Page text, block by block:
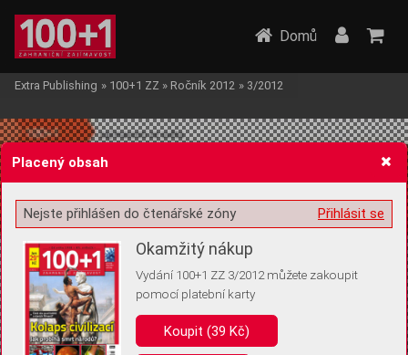
Žádost o souhlas s ukládáním volitelných informací
Pro základní fungování webu nepotřebujeme ukládat žádné informace
(tzv. cookies apod.). Rádi bychom vás ale požádali o souhlas s
Domů
Extra Publishing » 100+1 ZZ » Ročník 2012 » 3/2012
Placený obsah
Přihlásit se
Nejste přihlášen do čtenářské zóny
Okamžitý nákup
Vydání 100+1 ZZ 3/2012 můžete zakoupit
pomocí platební karty
Koupit (39 Kč)